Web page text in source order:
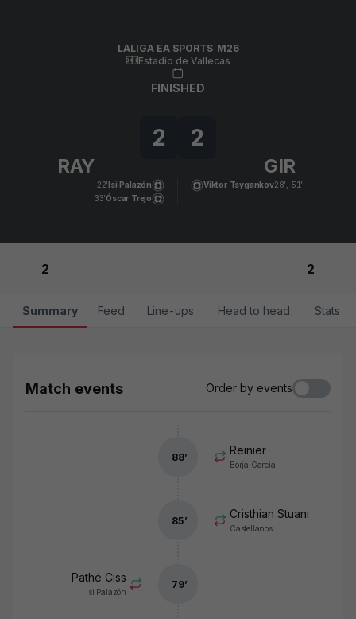
LALIGA EA SPORTS| M26
Estadio de Vallecas
FINISHED
RAY
2 2
GIR
22’Isi Palazón
33’Óscar Trejo
28’, 51’
Viktor Tsygankov
2 2
Summary Feed Line-ups Head to head Stats
Match events Order by events
Reinier
Borja Garcia
88’
Cristhian Stuani
Castellanos
85’
Pathé Ciss
Isi Palazón
79’